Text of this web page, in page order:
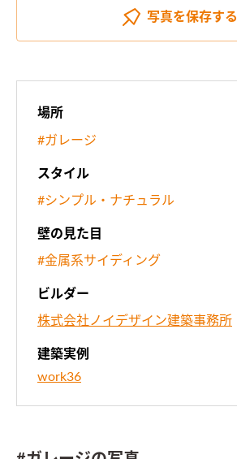
写真を保存する
場所
#ガレージ
スタイル
#シンプル・ナチュラル
壁の見た目
#金属系サイディング
ビルダー
株式会社ノイデザイン建築事務所
建築実例
work36